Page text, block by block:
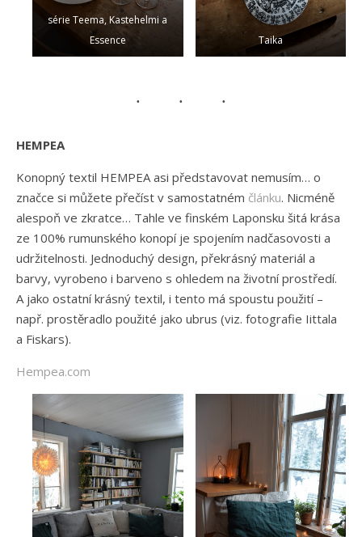
série Teema, Kastehelmi a
Essence
Taika
HEMPEA
Konopný textil HEMPEA asi představovat nemusím… o
značce si můžete přečíst v samostatném článku. Nicméně
alespoň ve zkratce… Tahle ve finském Laponsku šitá krása
ze 100% rumunského konopí je spojením nadčasovosti a
udržitelnosti. Jednoduchý design, překrásný materiál a
barvy, vyrobeno i barveno s ohledem na životní prostředí.
A jako ostatní krásný textil, i tento má spoustu použití –
např. prostěradlo použité jako ubrus (viz. fotografie Iittala
a Fiskars).
Hempea.com